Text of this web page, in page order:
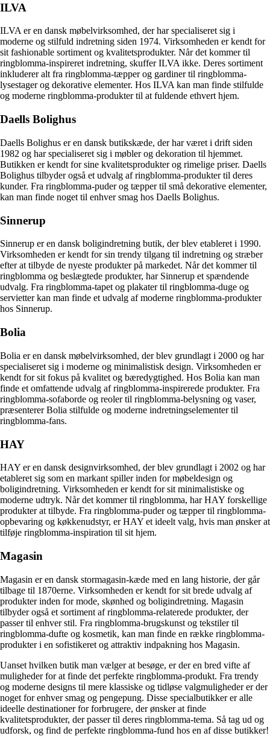
ILVA
ILVA er en dansk møbelvirksomhed, der har specialiseret sig i
moderne og stilfuld indretning siden 1974. Virksomheden er kendt for
sit fashionable sortiment og kvalitetsprodukter. Når det kommer til
ringblomma-inspireret indretning, skuffer ILVA ikke. Deres sortiment
inkluderer alt fra ringblomma-tæpper og gardiner til ringblomma-
lysestager og dekorative elementer. Hos ILVA kan man finde stilfulde
og moderne ringblomma-produkter til at fuldende ethvert hjem.
Daells Bolighus
Daells Bolighus er en dansk butikskæde, der har været i drift siden
1982 og har specialiseret sig i møbler og dekoration til hjemmet.
Butikken er kendt for sine kvalitetsprodukter og rimelige priser. Daells
Bolighus tilbyder også et udvalg af ringblomma-produkter til deres
kunder. Fra ringblomma-puder og tæpper til små dekorative elementer,
kan man finde noget til enhver smag hos Daells Bolighus.
Sinnerup
Sinnerup er en dansk boligindretning butik, der blev etableret i 1990.
Virksomheden er kendt for sin trendy tilgang til indretning og stræber
efter at tilbyde de nyeste produkter på markedet. Når det kommer til
ringblomma og beslægtede produkter, har Sinnerup et spændende
udvalg. Fra ringblomma-tapet og plakater til ringblomma-duge og
servietter kan man finde et udvalg af moderne ringblomma-produkter
hos Sinnerup.
Bolia
Bolia er en dansk møbelvirksomhed, der blev grundlagt i 2000 og har
specialiseret sig i moderne og minimalistisk design. Virksomheden er
kendt for sit fokus på kvalitet og bæredygtighed. Hos Bolia kan man
finde et omfattende udvalg af ringblomma-inspirerede produkter. Fra
ringblomma-sofaborde og reoler til ringblomma-belysning og vaser,
præsenterer Bolia stilfulde og moderne indretningselementer til
ringblomma-fans.
HAY
HAY er en dansk designvirksomhed, der blev grundlagt i 2002 og har
etableret sig som en markant spiller inden for møbeldesign og
boligindretning. Virksomheden er kendt for sit minimalistiske og
moderne udtryk. Når det kommer til ringblomma, har HAY forskellige
produkter at tilbyde. Fra ringblomma-puder og tæpper til ringblomma-
opbevaring og køkkenudstyr, er HAY et ideelt valg, hvis man ønsker at
tilføje ringblomma-inspiration til sit hjem.
Magasin
Magasin er en dansk stormagasin-kæde med en lang historie, der går
tilbage til 1870erne. Virksomheden er kendt for sit brede udvalg af
produkter inden for mode, skønhed og boligindretning. Magasin
tilbyder også et sortiment af ringblomma-relaterede produkter, der
passer til enhver stil. Fra ringblomma-brugskunst og tekstiler til
ringblomma-dufte og kosmetik, kan man finde en række ringblomma-
produkter i en sofistikeret og attraktiv indpakning hos Magasin.
Uanset hvilken butik man vælger at besøge, er der en bred vifte af
muligheder for at finde det perfekte ringblomma-produkt. Fra trendy
og moderne designs til mere klassiske og tidløse valgmuligheder er der
noget for enhver smag og pengepung. Disse specialbutikker er alle
ideelle destinationer for forbrugere, der ønsker at finde
kvalitetsprodukter, der passer til deres ringblomma-tema. Så tag ud og
udforsk, og find de perfekte ringblomma-fund hos en af ​​disse butikker!